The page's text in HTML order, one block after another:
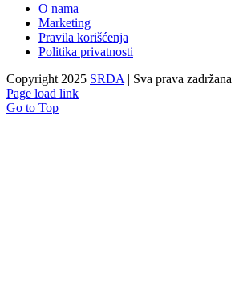
O nama
Marketing
Pravila korišćenja
Politika privatnosti
Copyright 2025 SRDA | Sva prava zadržana
Page load link
Go to Top